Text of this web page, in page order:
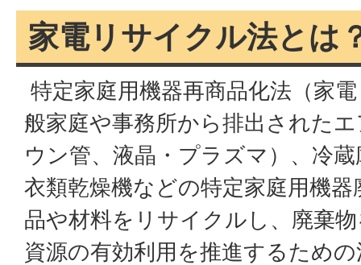
家電リサイクル法とは
特定家庭用機器再商品化法（家
般家庭や事務所から排出された
ウン管、液晶・プラズマ）、冷
衣類乾燥機などの特定家庭用機
品や材料をリサイクルし、廃棄
資源の有効利用を推進するため